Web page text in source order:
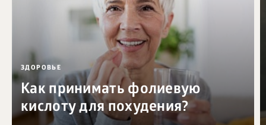
ЗДОРОВЬЕ
Как принимать фолиевую
кислоту для похудения?